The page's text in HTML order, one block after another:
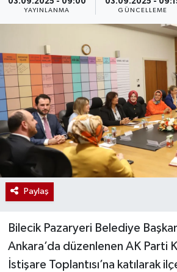
03.09.2025 - 09:00
YAYINLANMA
03.09.2025 -
GÜNCELLEME
Paylaş
Bilecik Pazaryeri Belediye
Ankara’da düzenlenen AK Parti
İstişare Toplantısı’na katılarak